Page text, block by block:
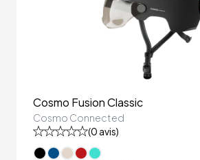
Cosmo Fusion Classic
Cosmo Connected
(0 avis)